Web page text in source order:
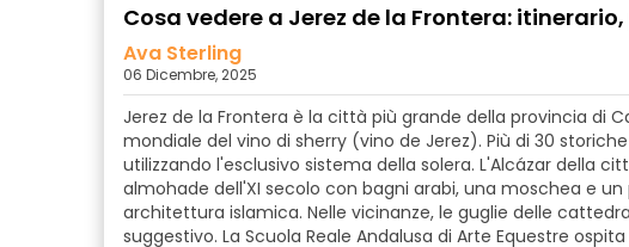
Cosa vedere a Jerez de la Frontera:
Ava Sterling
06 Dicembre, 2025
Jerez de la Frontera è la città più grande della provincia di
mondiale del vino di sherry (vino de Jerez). Più di 30
utilizzando l'esclusivo sistema della solera. L'Alcázar della
almohade dell'XI secolo con bagni arabi, una moschea e
architettura islamica. Nelle vicinanze, le guglie delle
suggestivo. La Scuola Reale Andalusa di Arte Equestre